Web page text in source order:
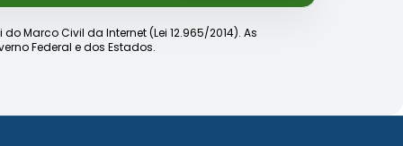
Marco Civil da Internet (Lei 12.965/2014). As
Federal e dos Estados.